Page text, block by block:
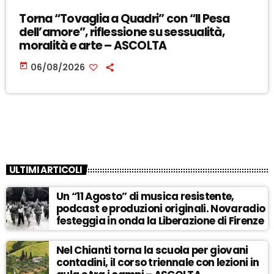
Torna “Tovaglia a Quadri” con “Il Pesa
dell’amore”, riflessione su sessualità,
moralità e arte – ASCOLTA
today 06/08/2026
ULTIMI ARTICOLI
Un “11 Agosto” di musica resistente,
podcast e produzioni originali. Novaradio
festeggia in onda la Liberazione di Firenze
Nel Chianti torna la scuola per giovani
contadini, il corso triennale con lezioni in